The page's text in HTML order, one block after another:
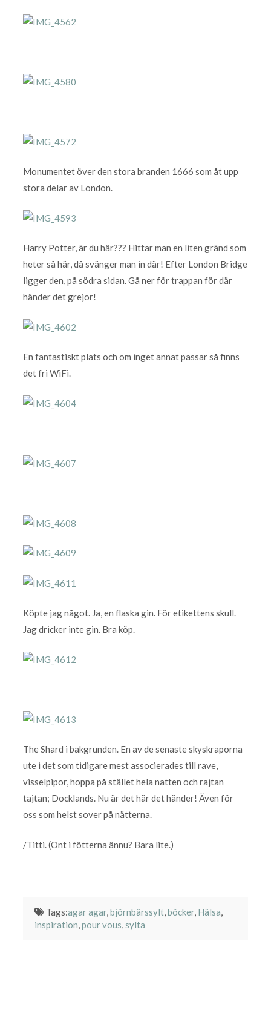
Monumentet över den stora branden 1666 som åt upp
stora delar av London.
Harry Potter, är du här??? Hittar man en liten gränd som
heter så här, då svänger man in där! Efter London Bridge
ligger den, på södra sidan. Gå ner för trappan för där
händer det grejor!
En fantastiskt plats och om inget annat passar så finns
det fri WiFi.
Köpte jag något. Ja, en flaska gin. För etikettens skull.
Jag dricker inte gin. Bra köp.
The Shard i bakgrunden. En av de senaste skyskraporna
ute i det som tidigare mest associerades till rave,
visselpipor, hoppa på stället hela natten och rajtan
tajtan; Docklands. Nu är det här det händer! Även för
oss som helst sover på nätterna.
/Titti. (Ont i fötterna ännu? Bara lite.)
Tags:agar agar,björnbärssylt ,böcker, Hälsa
inspiration pour vous sylta